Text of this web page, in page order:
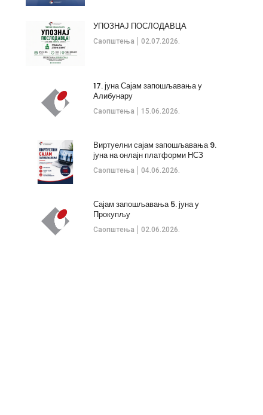
Саопштења 02.07.2026.
УПОЗНАЈ ПОСЛОДАВЦА
Саопштења 15.06.2026.
17. јуна Сајам запошљавања у
Алибунару
Саопштења 04.06.2026.
Виртуелни сајам запошљавања 9.
јуна на онлајн платформи НСЗ
Саопштења 02.06.2026.
Сајам запошљавања 5. јуна у
Прокупљу